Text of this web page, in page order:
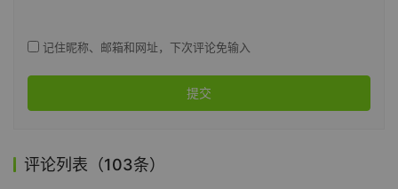
记住昵称、邮箱和网址，下次评论免输入
提交
评论列表（103条）